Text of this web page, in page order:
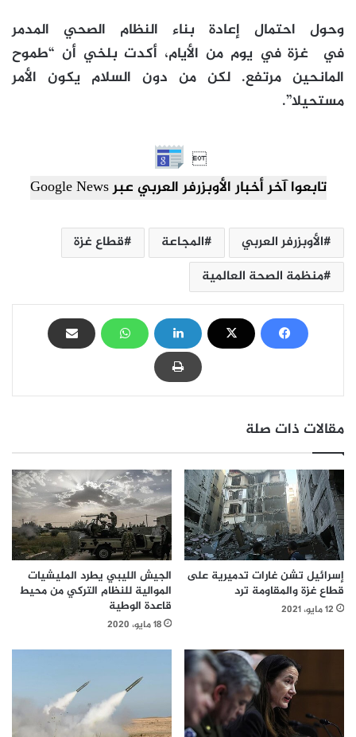
وحول احتمال إعادة بناء النظام الصحي المدمر
في غزةفي يوم من الأيام، أكدت بلخي أن “طموح
المانحين مرتفع. لكن من دون السلام يكون الأمر
مستحيلا”.

تابعوا آخر أخبار الأوبزرفر العربي عبر Google News
الأوبزرفر العربي المجاعة
قطاع غزة
منظمة الصحة العالمية
مقالات ذات صلة
إسرائيل تشن غارات تدميرية على
قطاع غزة والمقاومة ترد
12 مايو، 2021
الجيش الليبي يطرد المليشيات
الموالية للنظام التركي من محيط
قاعدة الوطية
18 مايو، 2020